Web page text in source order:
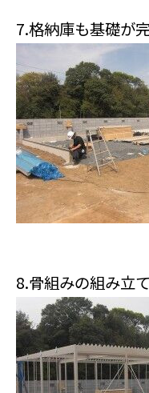
7.格納庫も基礎が
8.骨組みの組み立て